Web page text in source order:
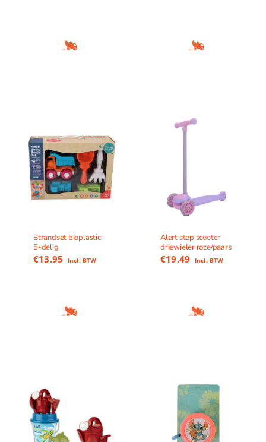
Strandset bioplastic
5-delig
€13.95 Incl. BTW
Alert step scooter
driewieler roze/paars
€19.49 Incl. BTW